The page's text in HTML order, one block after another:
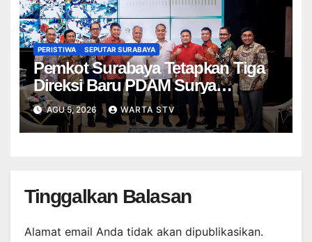
PERISTIWA SEPUTAR SURABAYA
Pemkot Surabaya Tetapkan Tiga
Direksi Baru PDAM Surya
Sembada, Fokus Perkuat
Layanan dan Kinerja
AGU 5, 2026 WARTA STV
Tinggalkan Balasan
Alamat email Anda tidak akan dipublikasikan.